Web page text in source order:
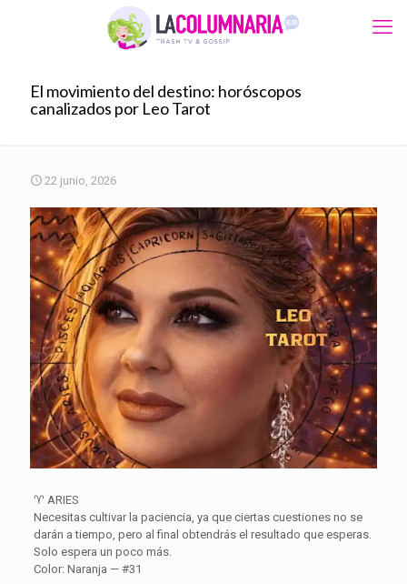
El movimiento del destino: horóscopos
canalizados por Leo Tarot
22 junio, 2026
♈ ARIES
Necesitas cultivar la paciencia, ya que ciertas cuestiones no se
darán a tiempo, pero al final obtendrás el resultado que esperas.
Solo espera un poco más.
Color: Naranja — #31